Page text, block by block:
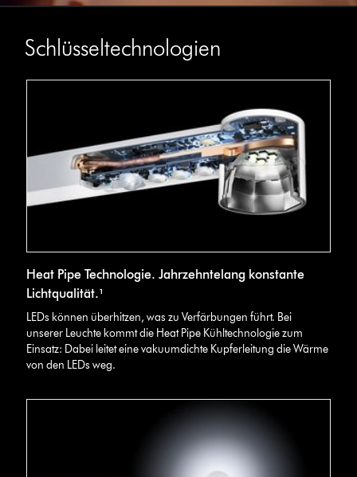
Schlüsseltechnologien
der
Dyson
Leuchte
zeigt
die
Technologie
dem
Heat Pipe Technologie. Jahrzehntelang konstante
Lichtqualität.¹
LEDs können überhitzen, was zu Verfärbungen führt. Bei
unserer Leuchte kommt die Heat Pipe Kühltechnologie zum
Einsatz: Dabei leitet eine vakuumdichte Kupferleitung die Wärme
von den LEDs weg.